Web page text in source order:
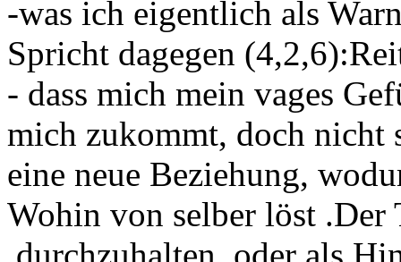
-was ich eigentlich als
Spricht dagegen
- dass mich mein vages
mich zukommt, doch nicht
eine neue Beziehung,
Wohin von selber löst